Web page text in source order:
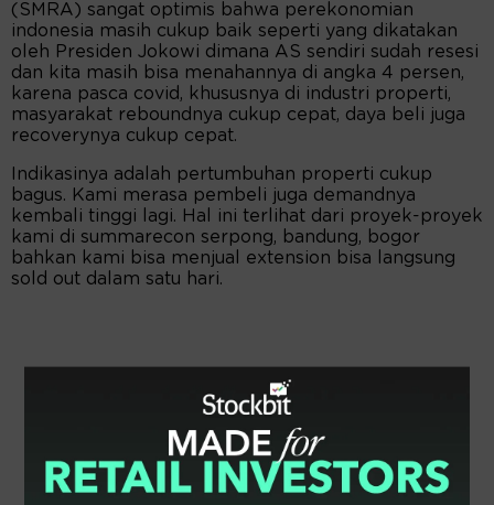
(SMRA) sangat optimis bahwa perekonomian
indonesia masih cukup baik seperti yang dikatakan
oleh Presiden Jokowi dimana AS sendiri sudah resesi
dan kita masih bisa menahannya di angka 4 persen,
karena pasca covid, khususnya di industri properti,
masyarakat reboundnya cukup cepat, daya beli juga
recoverynya cukup cepat.
Indikasinya adalah pertumbuhan properti cukup
bagus. Kami merasa pembeli juga demandnya
kembali tinggi lagi. Hal ini terlihat dari proyek-proyek
kami di summarecon serpong, bandung, bogor
bahkan kami bisa menjual extension bisa langsung
sold out dalam satu hari.